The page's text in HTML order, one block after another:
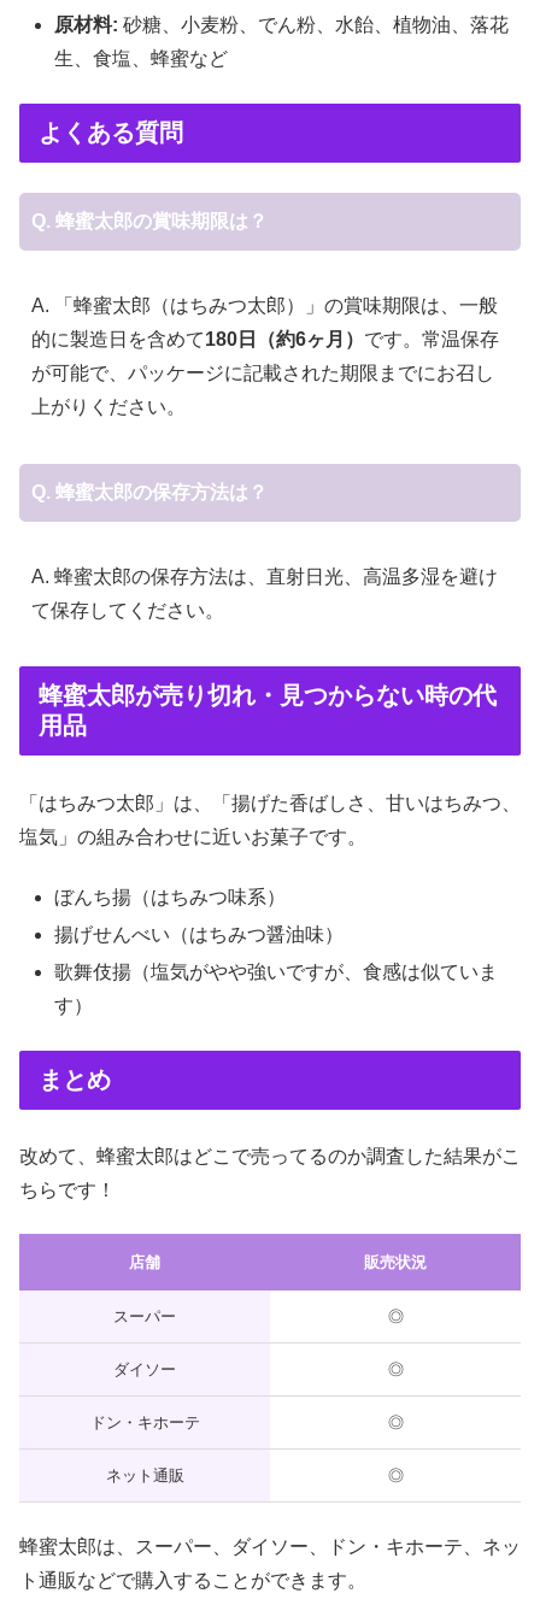
原材料: 砂糖、小麦粉、でん粉、水飴、植物油、落花
生、食塩、蜂蜜など
よくある質問
Q. 蜂蜜太郎の賞味期限は？
A. 「蜂蜜太郎（はちみつ太郎）」の賞味期限は、一般
的に製造日を含めて180日（約6ヶ月） です。常温保存
が可能で、パッケージに記載された期限までにお召し
上がりください。
Q. 蜂蜜太郎の保存方法は？
A. 蜂蜜太郎の保存方法は、直射日光、高温多湿を避け
て保存してください。
蜂蜜太郎が売り切れ・見つからない時の代
用品
「はちみつ太郎」は、「揚げた香ばしさ、甘いはちみつ、
塩気」の組み合わせに近いお菓子です。
ぼんち揚（はちみつ味系）
揚げせんべい（はちみつ醤油味）
歌舞伎揚（塩気がやや強いですが、食感は似ていま
す）
まとめ
改めて、蜂蜜太郎はどこで売ってるのか調査した結果がこ
ちらです！
店舗 販売状況
スーパー ◎
ダイソー ◎
ドン・キホーテ ◎
ネット通販 ◎
蜂蜜太郎は、スーパー、ダイソー、ドン・キホーテ、ネッ
ト通販などで購入することができます。